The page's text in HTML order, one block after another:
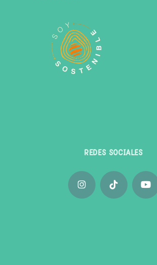
REDES SOCIALES